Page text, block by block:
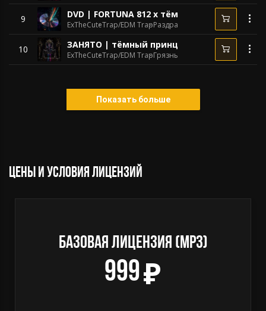
9 DVD | FORTUNA 812 x тёмный принц type
ExTheCuteTrap/EDM TrapРаздраженный 70 BPM
10 ЗАНЯТО | тёмный принц x tewiq x
ExTheCuteTrap/EDM TrapГрязный
Показать больше
Цены и условия лицензий
БАЗОВАЯ ЛИЦЕНЗИЯ (MP3)
999